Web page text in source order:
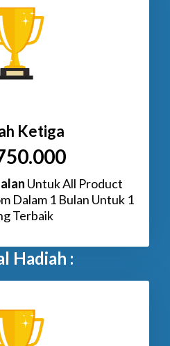
Ketiga
Untuk All Product
Dalam 1 Bulan Untuk 1
Terbaik
Hadiah :